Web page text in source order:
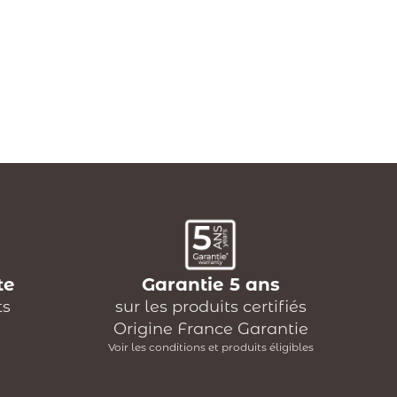
Garantie 5 ans
sur les produits certifiés
Origine France Garantie
Voir les conditions et produits éligibles